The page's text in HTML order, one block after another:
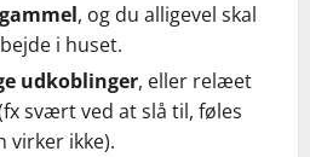
, og du alligevel skal
i huset.
udkoblinger, eller relæet
svært ved at slå til, føles
virker ikke).